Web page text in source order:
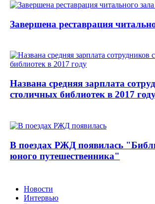
Завершена реставрация
Названа средняя зарплата
столичных библиотек в 2017
В поездах РЖД появилась
юного путешественника"
Новости
Интервью